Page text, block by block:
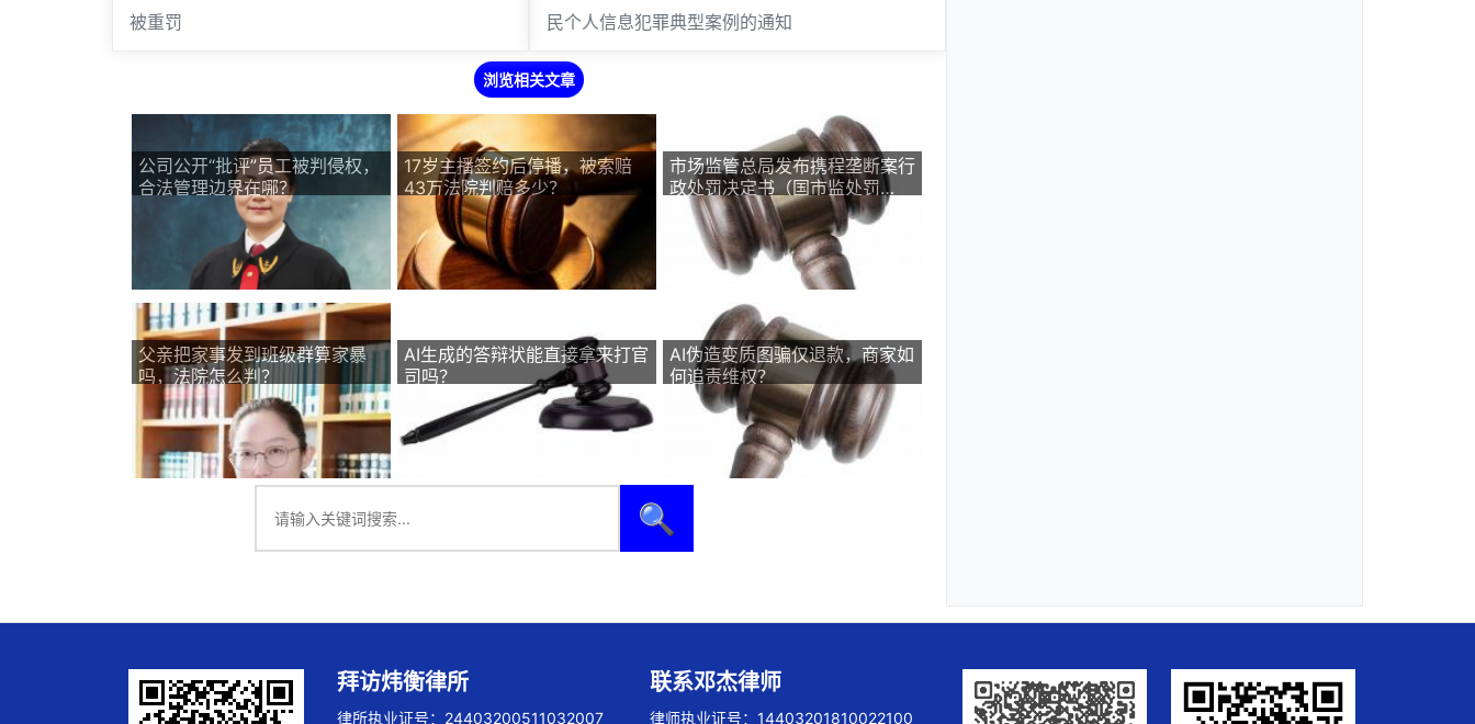
被重罚
民个人信息犯罪典型案例的通知
浏览相关文章
公司公开“批评”员工被判侵权，
合法管理边界在哪？
17岁主播签约后停播，被索赔
43万法院判赔多少？
市场监管总局发布携程垄断案行
政处罚决定书（国市监处罚
〔2026〕29号）
父亲把家事发到班级群算家暴
吗，法院怎么判？
AI生成的答辩状能直接拿来打官
司吗？
AI伪造变质图骗仅退款，商家如
何追责维权？
🔍
拜访炜衡律所
律所执业证号：24403200511032007
联系邓杰律师
律师执业证号：14403201810022100